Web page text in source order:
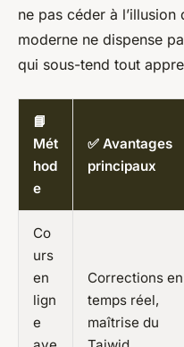
ne pas céder à
moderne ne dispense
qui sous-tend tout
📘
Mét
hod
e
✅ Avantages
principaux
Co
urs
en
lign
e
Corrections en
temps réel,
maîtrise du